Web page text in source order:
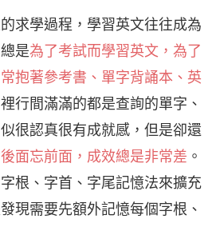
求學過程，學習英文往往成為
是為了考試而學習英文，為了
抱著參考書、單字背誦本、英
裡行間滿滿的都是查詢的單字、
很認真很有成就感，但是卻還
面忘前面，成效總是非常差 。
根、字首、字尾記憶法來擴充
現需要先額外記憶每個字根、